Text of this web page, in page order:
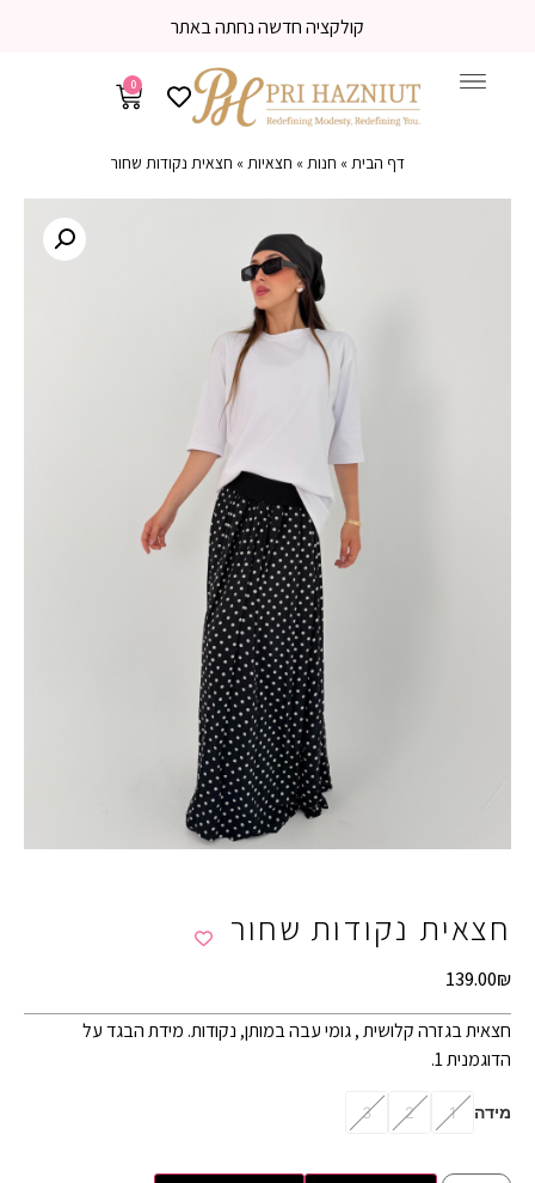
0
דף הבית» חנות» חצאיות» חצאית נקודות שחור
חצאית נקודות שחור
139.00₪
חצאית בגזרה קלושית , גומי עבה במותן, נקודות. מידת הבגד על
הדוגמנית 1.
מידה 1
2
3